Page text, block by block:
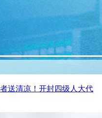
送清凉！开封四级人大代